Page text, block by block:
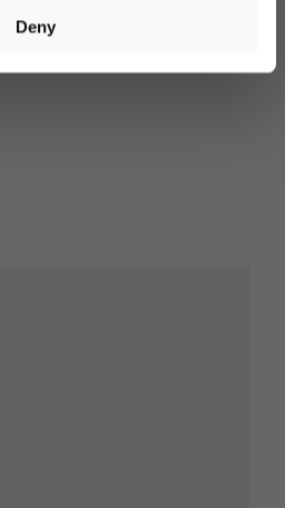
Deny
Produktbewertungen